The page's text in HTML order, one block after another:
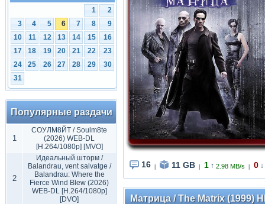
1
2
3
4 5 6 7 8
9
10
11 12 13 14 15
16
17
18 19 20 21 22
23
24
25 26 27 28 29
30
31
Популярные раздачи
1
СОУЛМ8ЙТ / Soulm8te
(2026) WEB-DL
[H.264/1080p] [MVO]
2
Идеальный шторм /
Balandrau, vent salvatge /
Balandrau: Where the
Fierce Wind Blew (2026)
WEB-DL [H.264/1080p]
[DVO]
16 11 GB 1 ↑ 2.98 MB/s 0 ↓
Матрица / The Matrix (1999)